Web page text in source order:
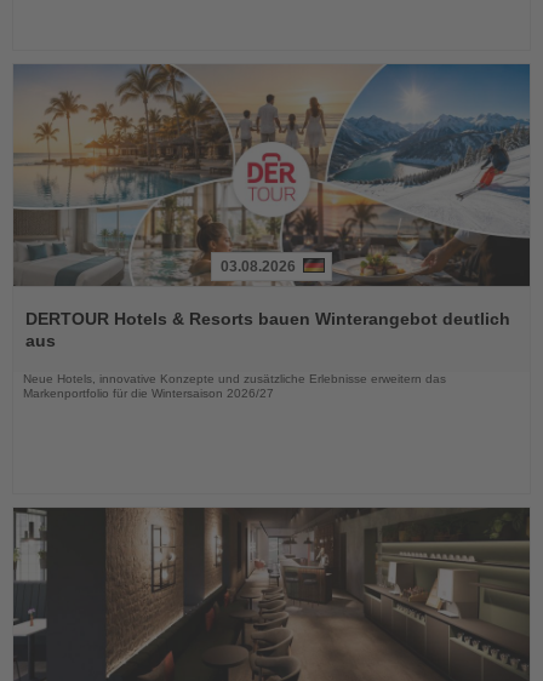
Sie
die
03.08.2026
DERTOUR Hotels & Resorts bauen Winterangebot deutlich
aus
Neue Hotels, innovative Konzepte und zusätzliche Erlebnisse erweitern das
Markenportfolio für die Wintersaison 2026/27